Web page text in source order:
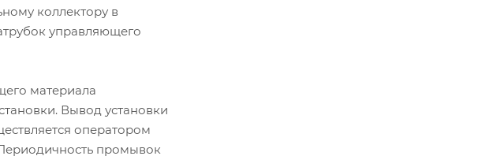
коллектору в
управляющего
материала
Вывод установки
оператором
промывок